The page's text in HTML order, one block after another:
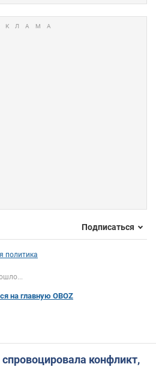
Подписаться
политика
на главную OBOZ
конфликт,